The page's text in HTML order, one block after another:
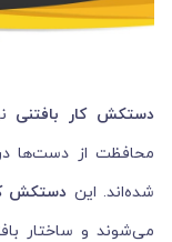
دستکش‌ کار بافتنی
محافظت از دست‌ها
شده‌اند. این دستکش‌
می‌شوند و ساختار